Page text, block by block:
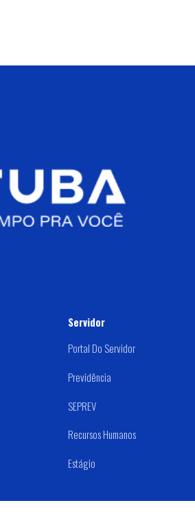
Servidor
Portal Do Servidor
Previdência
SEPREV
Recursos Humanos
Estágio